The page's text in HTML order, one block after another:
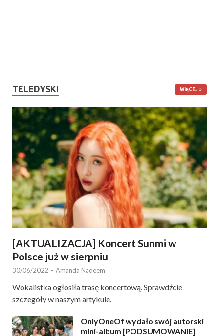
TELEDYSKI WIĘCEJ
[AKTUALIZACJA] Koncert Sunmi w
Polsce już w sierpniu
30/06/2022 - Amanda Nadeem
Wokalistka ogłosiła trasę koncertową. Sprawdźcie
szczegóły w naszym artykule.
OnlyOneOf wydało swój autorski
mini-album [PODSUMOWANIE]